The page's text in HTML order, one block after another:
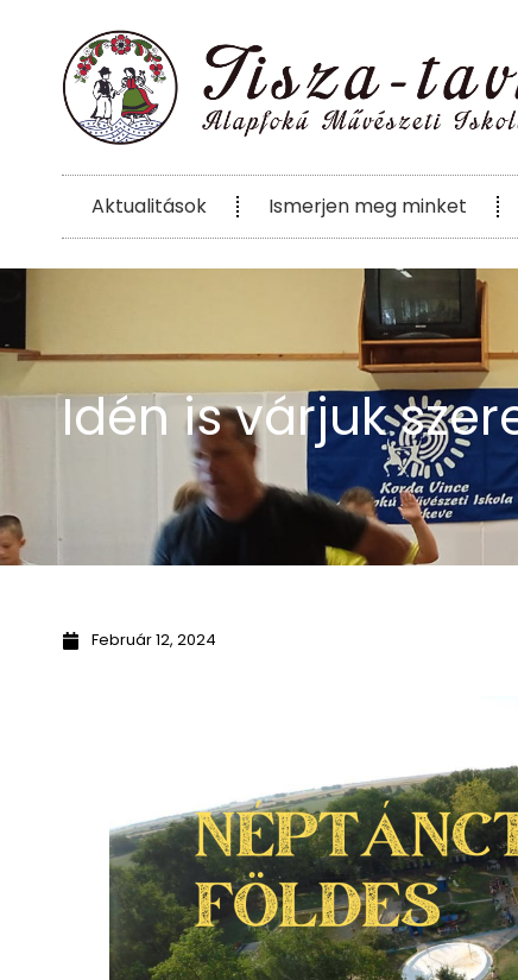
Aktualitások Ismerjen meg minket
Idén is várjuk
Február 12, 2024